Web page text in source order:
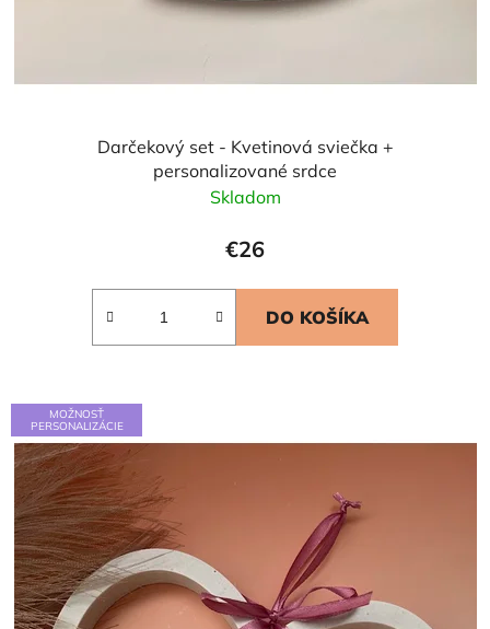
Darčekový set - Kvetinová sviečka +
personalizované srdce
Skladom
€26
DO KOŠÍKA
MOŽNOSŤ
PERSONALIZÁCIE